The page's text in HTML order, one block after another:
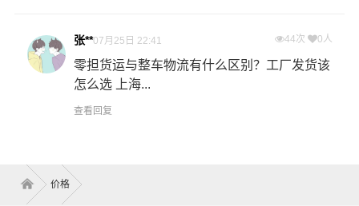
张**07月25日 22:41 44次 0人
零担货运与整车物流有什么区别？工厂发货该
怎么选 上海...
查看回复
价格